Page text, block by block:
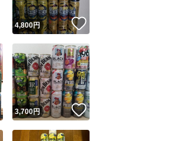
いいね！
4,800円
いいね！
3,700円 いいね！